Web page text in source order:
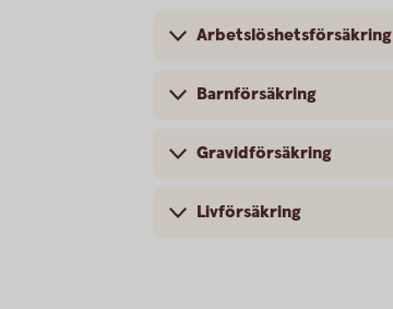
Arbetslöshetsförsäkring
Barnförsäkring
Gravidförsäkring
Livförsäkring